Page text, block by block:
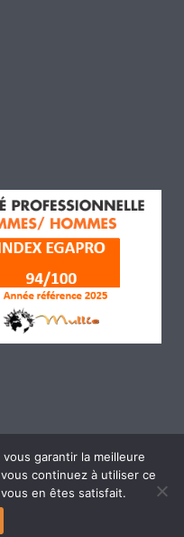
droits réservés.
garantir la meilleure
continuez à utiliser ce
en êtes satisfait.